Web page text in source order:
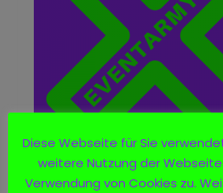
Diese Webseite für Sie
weitere Nutzung der
Verwendung von Cookies zu.